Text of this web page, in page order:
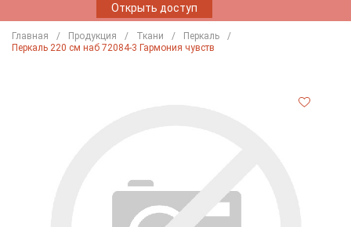
Открыть доступ
Главная Продукция Ткани
Перкаль
Перкаль 220 см наб 72084-3 Гармония чувств